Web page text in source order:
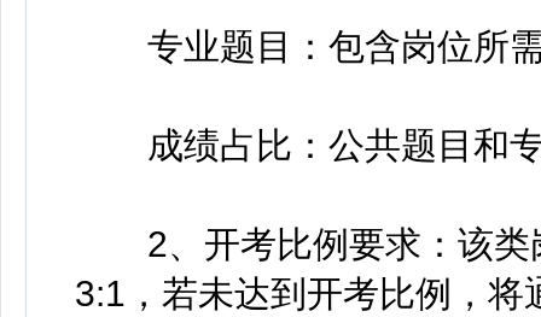
专业题目：包含岗位所需
成绩占比：公共题目和专
2、开考比例要求：该类
3:1，若未达到开考比例，